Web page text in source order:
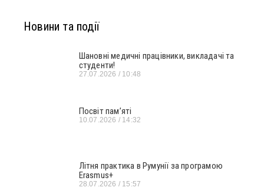
Новини та події
Шановні медичні працівники, викладачі та
студенти!
27.07.2026 10:48
Посвіт пам’яті
10.07.2026 14:32
Літня практика в Румунії за програмою
Erasmus+
28.07.2026 15:57